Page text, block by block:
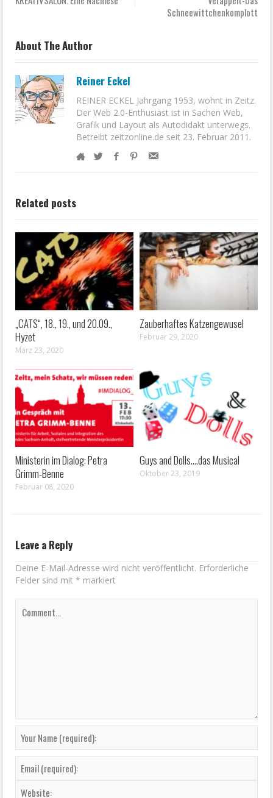
Schneewittchenkomplott
About The Author
Reiner Eckel
REINER ECKEL Jahrgang 1953, wohnt in Zeitz.
Der Web 2.0-Enthusiast ist in Sachen Web,
Grafik und Layout als Autodidakt unterwegs.
Betreibt zeitzonline.de seit 23. Februar 2011.
Related posts
„CATS“, 18., 19., und 20.09.,
Hyzet
März 23, 2020
Zauberhaftes Katzengewusel
Februar 29, 2020
Ministerin im Dialog: Petra
Grimm-Benne
Februar 08, 2020
Guys and Dolls….das Musical
Oktober 23, 2019
Leave a Reply
Deine E-Mail-Adresse wird nicht veröffentlicht. Erforderliche
Felder sind mit* markiert